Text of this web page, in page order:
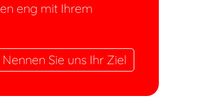
eng mit Ihrem
Nennen Sie uns Ihr Ziel